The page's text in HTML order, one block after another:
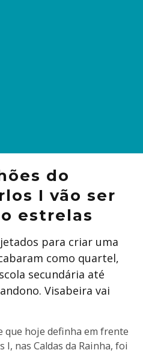
do
I vão ser
estrelas
para criar uma
como quartel,
secundária até
Visabeira vai
hoje definha em frente
I, nas Caldas da Rainha, foi